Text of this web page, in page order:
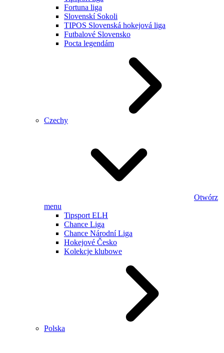
Fortuna liga
Slovenskí Sokoli
TIPOS Slovenská hokejová liga
Futbalové Slovensko
Pocta legendám
Czechy
Otwórz
menu
Tipsport ELH
Chance Liga
Chance Národní Liga
Hokejové Česko
Kolekcje klubowe
Polska